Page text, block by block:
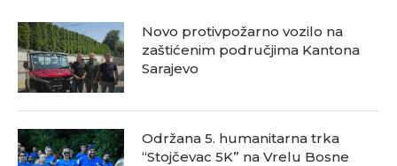
Novo protivpožarno vozilo na
zaštićenim područjima Kantona
Sarajevo
Održana 5. humanitarna trka
“Stojčevac 5K” na Vrelu Bosne